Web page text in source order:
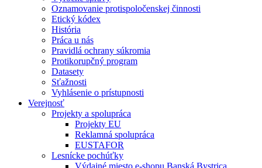
Oznamovanie protispoločenskej činnosti
Etický kódex
História
Práca u nás
Pravidlá ochrany súkromia
Protikorupčný program
Datasety
Sťažnosti
Vyhlásenie o prístupnosti
Verejnosť
Projekty a spolupráca
Projekty EU
Reklamná spolupráca
EUSTAFOR
Lesnícke pochúťky
Výdajné miesto e-shopu Banská Bystrica